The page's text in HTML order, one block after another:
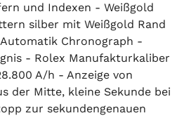
und Indexen - Weißgold
silber mit Weißgold Rand
Chronograph -
- Rolex Manufakturkaliber
A/h - Anzeige von
der Mitte, kleine Sekunde bei
zur sekundengenauen